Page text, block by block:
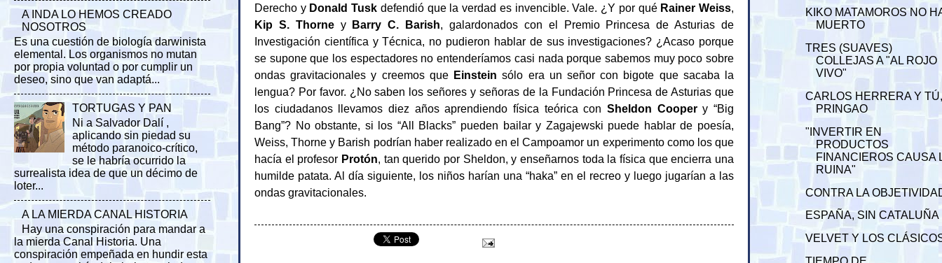
Derecho y Donald Tusk defendió que la verdad es invencible. Vale. ¿Y por qué Rainer Weiss,
Kip S. Thorney Barry C. Barish, galardonados con el Premio Princesa de Asturias de
Investigación científica y Técnica, no pudieron hablar de sus investigaciones? ¿Acaso porque
se supone que los espectadores no entenderíamos casi nada porque sabemos muy poco sobre
ondas gravitacionales y creemos que Einsteinsólo era un señor con bigote que sacaba la
lengua? Por favor. ¿No saben los señores y señoras de la Fundación Princesa de Asturias que
los ciudadanos llevamos diez años aprendiendo física teórica con Sheldon Coopery “Big
Bang”? No obstante, si los “All Blacks” pueden bailar y Zagajewski puede hablar de poesía,
Weiss, Thorne y Barish podrían haber realizado en el Campoamor un experimento como los que
hacía el profesor Protón, tan querido por Sheldon, y enseñarnos toda la física que encierra una
humilde patata. Al día siguiente, los niños harían una “haka” en el recreo y luego jugarían a las
ondas gravitacionales.
A INDA LO HEMOS CREADO
NOSOTROS
Es una cuestión de biología darwinista
elemental. Los organismos no mutan
por propia voluntad o por cumplir un
deseo, sino que van adaptá...
TORTUGAS Y PAN
Ni a Salvador Dalí ,
aplicando sin piedad su
método paranoico-crítico,
se le habría ocurrido la
surrealista idea de que un décimo de
loter...
A LA MIERDA CANAL HISTORIA
Hay una conspiración para mandar a
la mierda Canal Historia. Una
conspiración empeñada en hundir esta
KIKO MATAMOROS NO
MUERTO
TRES (SUAVES)
COLLEJAS A "AL ROJO
VIVO"
CARLOS HERRERA Y
PRINGAO
"INVERTIR EN
PRODUCTOS
FINANCIEROS CAUSA
RUINA"
CONTRA LA
ESPAÑA, SIN CATALUÑA
VELVET Y LOS